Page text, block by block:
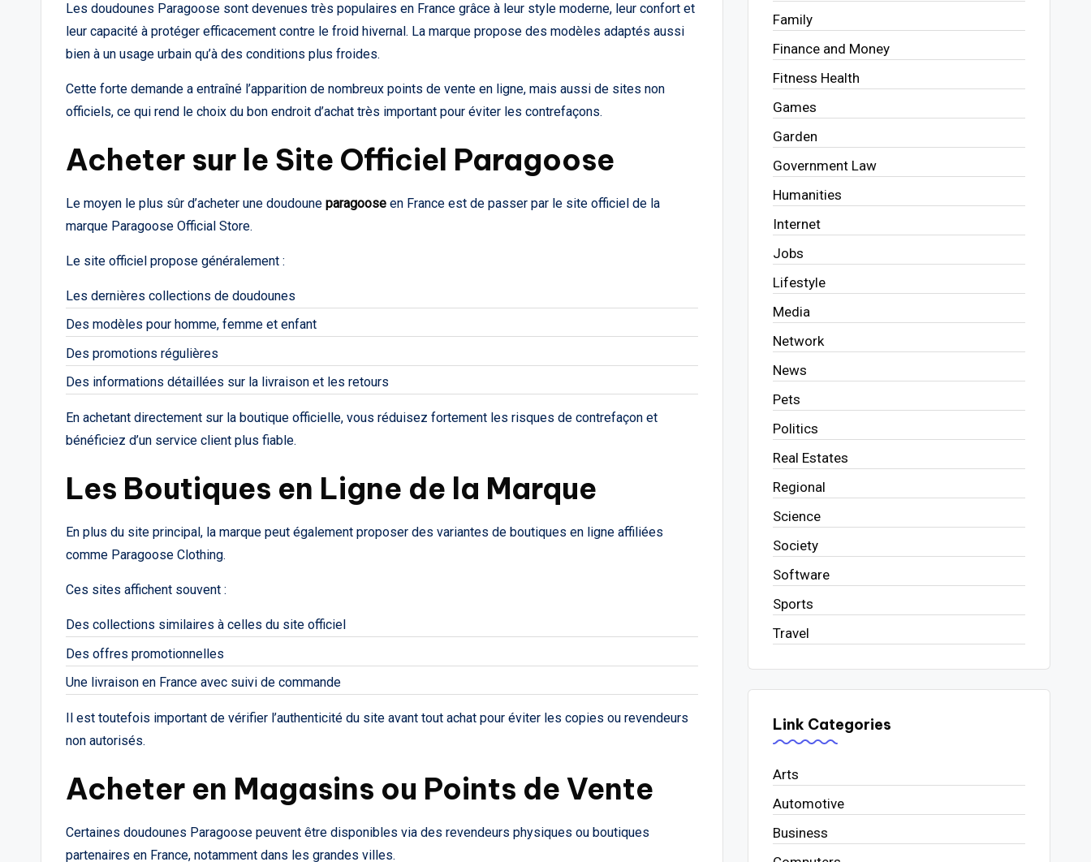
Les doudounes Paragoose sont devenues très populaires en France grâce à leur style moderne, leur confort et
leur capacité à protéger efficacement contre le froid hivernal. La marque propose des modèles adaptés aussi
bien à un usage urbain qu’à des conditions plus froides.
Cette forte demande a entraîné l’apparition de nombreux points de vente en ligne, mais aussi de sites non
officiels, ce qui rend le choix du bon endroit d’achat très important pour éviter les contrefaçons.
Acheter sur le Site Officiel Paragoose
Le moyen le plus sûr d’acheter une doudoune paragoose en France est de passer par le site officiel de la
marque Paragoose Official Store.
Le site officiel propose généralement :
Les dernières collections de doudounes
Des modèles pour homme, femme et enfant
Des promotions régulières
Des informations détaillées sur la livraison et les retours
En achetant directement sur la boutique officielle, vous réduisez fortement les risques de contrefaçon et
bénéficiez d’un service client plus fiable.
Les Boutiques en Ligne de la Marque
En plus du site principal, la marque peut également proposer des variantes de boutiques en ligne affiliées
comme Paragoose Clothing.
Ces sites affichent souvent :
Des collections similaires à celles du site officiel
Des offres promotionnelles
Une livraison en France avec suivi de commande
Il est toutefois important de vérifier l’authenticité du site avant tout achat pour éviter les copies ou revendeurs
non autorisés.
Acheter en Magasins ou Points de Vente
Certaines doudounes Paragoose peuvent être disponibles via des revendeurs physiques ou boutiques
partenaires en France, notamment dans les grandes villes.
Family
Finance and Money
Fitness Health
Games
Garden
Government Law
Humanities
Internet
Jobs
Lifestyle
Media
Network
News
Pets
Politics
Real Estates
Regional
Science
Society
Software
Sports
Travel
Link Categories
Arts
Automotive
Business